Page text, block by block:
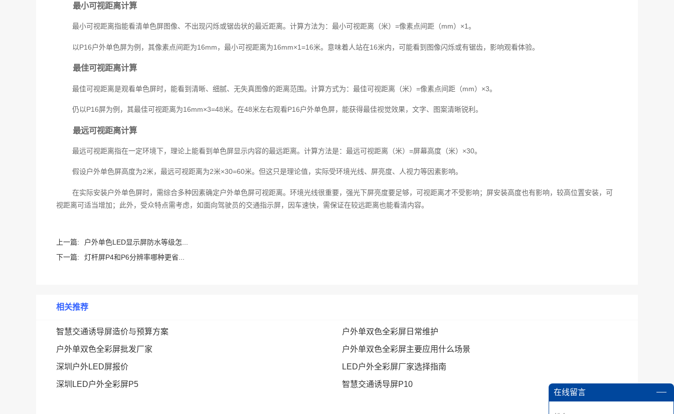
最小可视距离计算
最小可视距离指能看清单色屏图像、不出现闪烁或锯齿状的最近距离。计算方法为：最小可视距离（米）=像素点间距（mm）×1。
以P16户外单色屏为例，其像素点间距为16mm，最小可视距离为16mm×1=16米。意味着人站在16米内，可能看到图像闪烁或有锯齿，影响观看体验。
最佳可视距离计算
最佳可视距离是观看单色屏时，能看到清晰、细腻、无失真图像的距离范围。计算方式为：最佳可视距离（米）=像素点间距（mm）×3。
仍以P16屏为例，其最佳可视距离为16mm×3=48米。在48米左右观看P16户外单色屏，能获得最佳视觉效果，文字、图案清晰锐利。
最远可视距离计算
最远可视距离指在一定环境下，理论上能看到单色屏显示内容的最远距离。计算方法是：最远可视距离（米）=屏幕高度（米）×30。
假设户外单色屏高度为2米，最远可视距离为2米×30=60米。但这只是理论值，实际受环境光线、屏亮度、人视力等因素影响。
在实际安装户外单色屏时，需综合多种因素确定户外单色屏可视距离。环境光线很重要，强光下屏亮度要足够，可视距离才不受影响；屏安装高度也有影响，较高位置安装，可
视距离可适当增加；此外，受众特点需考虑，如面向驾驶员的交通指示屏，因车速快，需保证在较远距离也能看清内容。
上一篇:
户外单色LED显示屏防水等级怎...
下一篇:
灯杆屏P4和P6分辨率哪种更省...
相关推荐
智慧交通诱导屏造价与预算方案 户外单双色全彩屏日常维护
户外单双色全彩屏批发厂家 户外单双色全彩屏主要应用什么场景
深圳户外LED屏报价 LED户外全彩屏厂家选择指南
深圳LED户外全彩屏P5
智慧交通诱导屏P10
在线留言